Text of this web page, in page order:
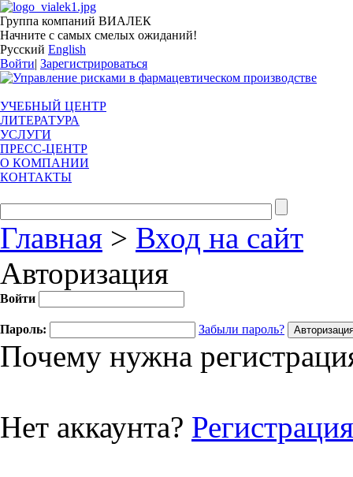
Группа компаний ВИАЛЕК
Начните с самых смелых ожиданий!
Русский English
Войти| Зарегистрироваться
УЧЕБНЫЙ ЦЕНТР
ЛИТЕРАТУРА
УСЛУГИ
ПРЕСС-ЦЕНТР
О КОМПАНИИ
КОНТАКТЫ
Главная > Вход на сайт
Авторизация
Войти
Пароль: Забыли пароль?
Почему нужна
Нет аккаунта? Регистрация